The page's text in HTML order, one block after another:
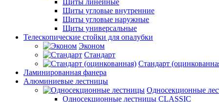
Щиты линейные
Щиты угловые внутренние
Щиты угловые наружные
Щиты универсальные
Телескопические стойки для опалубки
Эконом
Стандарт
Стандарт
Ламинированная фанера
Алюминиевые лестницы
Односекционные
Односекционные лестницы CLASSIC